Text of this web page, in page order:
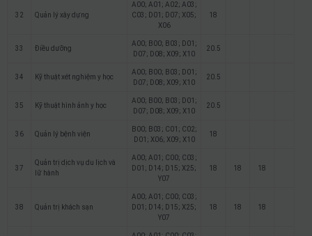
32 Quản lý xây dựng
A00; A01; A02; A03;
C03; D01; D07; X05;
X06
18
33 Điều dưỡng
A00; B00; B03; D01;
D07; D08; X09; X10
20.5
34 Kỹ thuật xét nghiệm y học
A00; B00; B03; D01;
D07; D08; X09; X10
20.5
35 Kỹ thuật hình ảnh y học
A00; B00; B03; D01;
D07; D08; X09; X10
20.5
36 Quản lý bệnh viện
B00; B03; C01; C02;
D01; X06; X09; X10
18
37
Quản trị dịch vụ du lịch và
lữ hành
A00; A01; C00; C03;
D01; D14; D15; X25;
Y07
18 18 18
38 Quản trị khách sạn
A00; A01; C00; C03;
D01; D14; D15; X25;
Y07
18 18 18